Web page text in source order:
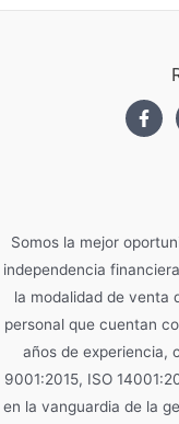
Somos la mejor
independencia
la modalidad de venta
personal que cuentan
años de experiencia,
9001:2015, ISO
en la vanguardia de la